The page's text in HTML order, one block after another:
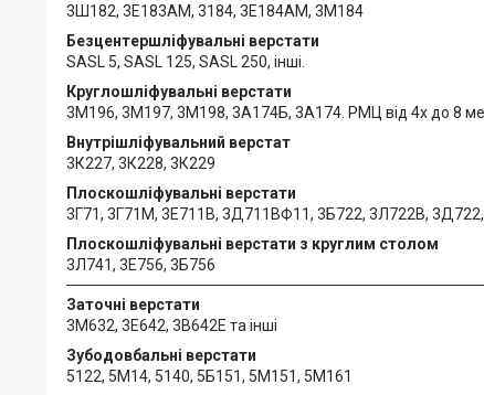
3Ш182, 3Е183АМ, 3184, 3Е184АМ, 3М184
Безцентершліфувальні верстати
SASL 5, SASL 125, SASL 250, інші.
Круглошліфувальні верстати
3М196, 3М197, 3М198, 3А174Б, 3А174. РМЦ від 4х до 8
Внутрішліфувальний верстат
3К227, 3К228, 3К229
Плоскошліфувальні верстати
3Г71, 3Г71М, 3Е711В, 3Д711ВФ11, 3Б722, 3Л722В,
Плоскошліфувальні верстати з круглим столом
3Л741, 3Е756, 3Б756
Заточні верстати
3М632, 3Е642, 3В642Е та інші
Зубодовбальні верстати
5122, 5М14, 5140, 5Б151, 5М151, 5М161